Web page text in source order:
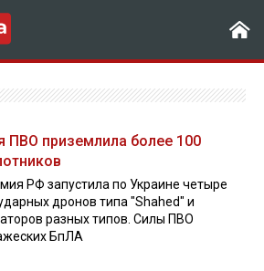
ПВО приземлила более 100
РФ запустила по Украине четыре
дронов типа "Shahed" и
разных типов. Силы ПВО
БпЛА